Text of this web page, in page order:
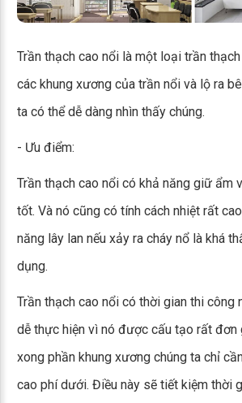
Trần thạch cao nổi là một loại trần
các khung xương của trần nổi và lộ ra
ta có thể dễ dàng nhìn thấy chúng.
- Ưu điểm:
Trần thạch cao nổi có khả năng giữ ẩm
tốt. Và nó cũng có tính cách nhiệt rất
năng lây lan nếu xảy ra cháy nổ là khá
dụng.
Trần thạch cao nổi có thời gian thi công
dễ thực hiện vì nó được cấu tạo rất đơn
xong phần khung xương chúng ta chỉ
cao phí dưới. Điều này sẽ tiết kiệm thời